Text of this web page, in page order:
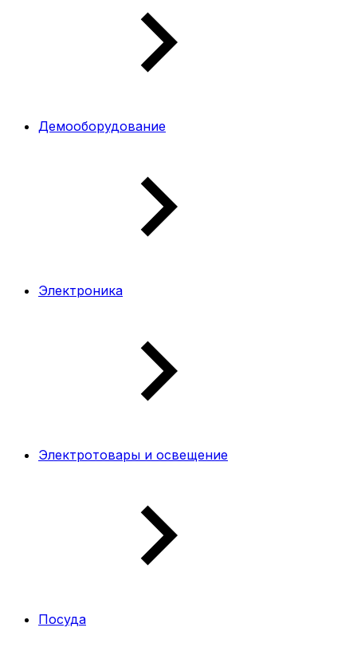
Демооборудование
Электроника
Электротовары и освещение
Посуда